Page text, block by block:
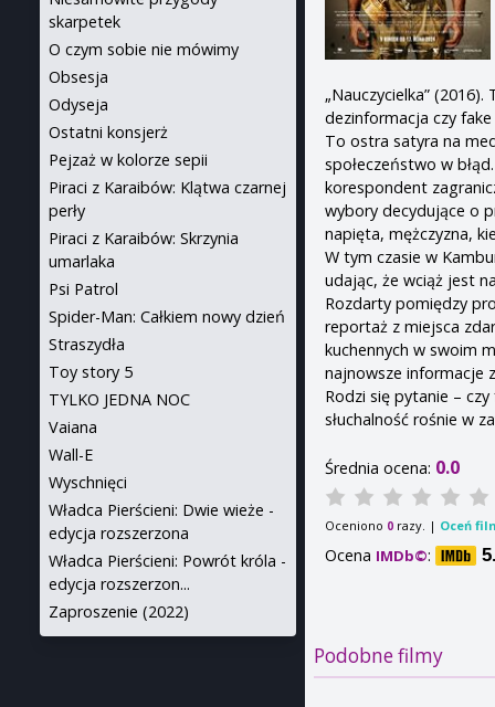
„Nauczycielka”
dezinformacja czy
To ostra satyra na
społeczeństwo w
korespondent
wybory decydujące o
napięta, mężczyzna,
W tym czasie w
udając, że wciąż jest
Rozdarty pomiędzy
reportaż z miejsca
kuchennych w swoim
najnowsze informacje
Rodzi się pytanie –
słuchalność rośnie w
Średnia ocena: 0.0
Oceniono 0 razy. | Oceń
Ocena IMDb©:
Podobne filmy
skarpetek
O czym sobie nie mówimy
Obsesja
Odyseja
Ostatni konsjerż
Pejzaż w kolorze sepii
Piraci z Karaibów: Klątwa czarnej
perły
Piraci z Karaibów: Skrzynia
umarlaka
Psi Patrol
Spider-Man: Całkiem nowy dzień
Straszydła
Toy story 5
TYLKO JEDNA NOC
Vaiana
Wall-E
Wyschnięci
Władca Pierścieni: Dwie wieże -
edycja rozszerzona
Władca Pierścieni: Powrót króla -
edycja rozszerzon...
Zaproszenie (2022)